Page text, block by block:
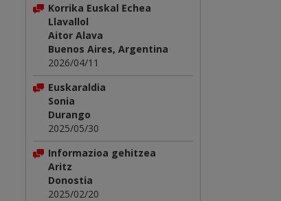
Korrika Euskal Echea
Llavallol
Aitor Alava
Buenos Aires, Argentina
2026/04/11
Euskaraldia
Sonia
Durango
2025/05/30
Informazioa gehitzea
Aritz
Donostia
2025/02/20